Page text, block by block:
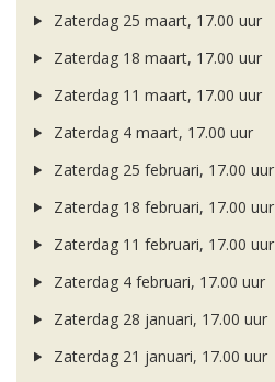
Zaterdag 25 maart, 17.00 uur
Zaterdag 18 maart, 17.00 uur
Zaterdag 11 maart, 17.00 uur
Zaterdag 4 maart, 17.00 uur
Zaterdag 25 februari, 17.00 uur
Zaterdag 18 februari, 17.00 uur
Zaterdag 11 februari, 17.00 uur
Zaterdag 4 februari, 17.00 uur
Zaterdag 28 januari, 17.00 uur
Zaterdag 21 januari, 17.00 uur